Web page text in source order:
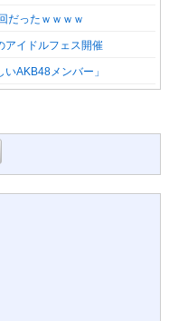
だったｗｗｗｗ
アイドルフェス開催
AKB48メンバー」